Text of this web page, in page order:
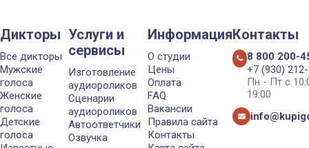
Дикторы
Все дикторы
Мужские
голоса
Женские
голоса
Детские
голоса
Услуги и
сервисы
Изготовление
аудиороликов
Сценарии
аудиороликов
Автоответчики
Озвучка
Информация
О студии
Цены
Оплата
FAQ
Вакансии
Правила сайта
Контакты
Контакты
8 800 200-
+7 (930)
Пн - Пт с
19:00